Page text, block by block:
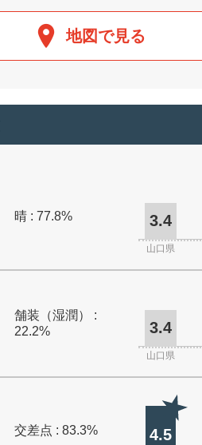
地図で見る
晴 : 77.8% 3.4
山口県
舗装（湿潤） :
22.2%
3.4
山口県
交差点 : 83.3% 4.5